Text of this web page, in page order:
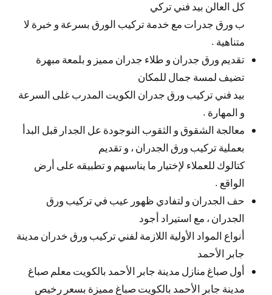
كل العالن بيد فني تركي
ب ورق جدرات مع خدمة تركيب الورق بسرعة و خبرة لا
متناهية .
تقديم ورق جدران و طلاء جدران مميز و بلمعة مبهرة
تضيف لمسة جمال للمكان
بيد فني تركيب ورق جدران الكويت المدرب غلى السرعة
و المهارة .
معالجة الشقوق و الثقوب النوجودة عل الجدار قبل البدأ
بعملية تركيب ورق الجدران ، و تقديم
كتالوك للعملاء لإختيار ما يناسبهم و تطبيقه على أرض
الواقع .
حف الجدران و لتفادي ظهور عيب في تركيب ورق
الجدران ، مع استيراد أجود
أنواع المواد الأولية اللازمة لفني تركيب ورق خدران مدينة
جابر الأحمد
أول صباغ منازل مدينة جابر الأحمد بالكويت معلم صباغ
مدينة جابر الأحمد بالكويت صباغ مميزة بسعر رخيص